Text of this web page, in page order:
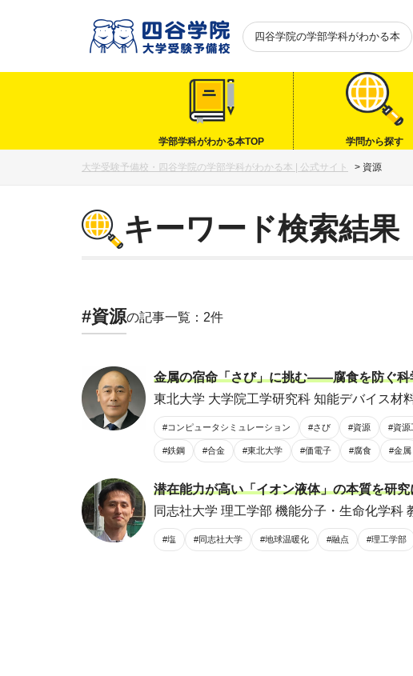
四谷学院の学部学科がわかる本
学部学科がわかる本TOP 学問から探す
大学受験予備校・四谷学院の学部学科がわかる本 | 公式サイト > 資源
キーワード検索結果
#資源の記事一覧：2件
金属の宿命「さび」に挑む――腐食を防ぐ科
東北大学 大学院工学研究科 知能デバイス
#コンピュータシミュレーション #さび #資源 #資源
#鉄鋼 #合金 #東北大学 #価電子 #腐食 #金属
潜在能力が高い「イオン液体」の本質を研
同志社大学 理工学部 機能分子・生命化学科
#塩 #同志社大学 #地球温暖化 #融点 #理工学部